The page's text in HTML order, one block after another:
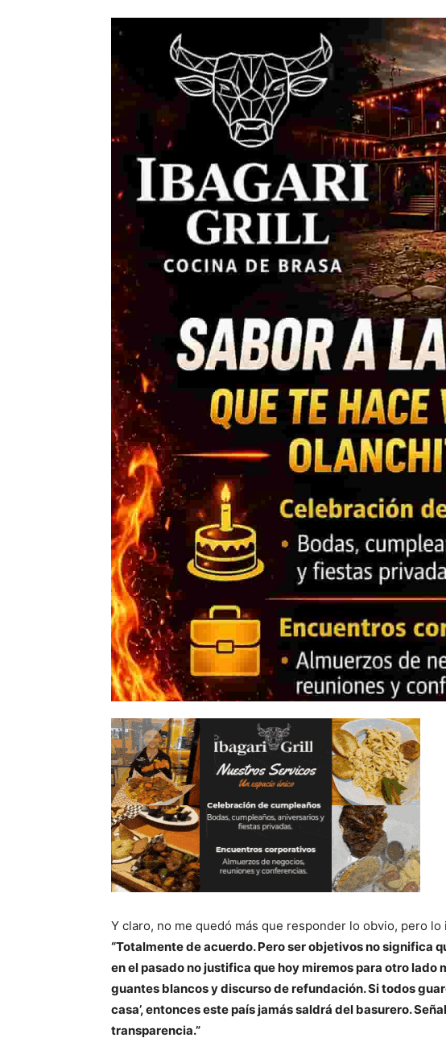
Y claro, no me quedó más que responder lo obvio, pero lo
“Totalmente de acuerdo. Pero ser objetivos no significa
en el pasado no justifica que hoy miremos para otro lado
guantes blancos y discurso de refundación. Si todos
casa’, entonces este país jamás saldrá del basurero.
transparencia.”